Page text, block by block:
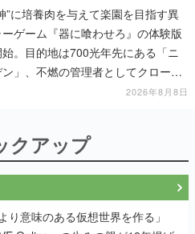
”に培養肉を与えて楽園を目指す異
ゲーム『器に喰わせろ』の体験版
。目的地は700光年先にある「ニ
ン」、不燃の管理者としてクローン
やし、加工して神に捧げる2026年8月8日
クアップ
り意味のある仮想世界を作る」